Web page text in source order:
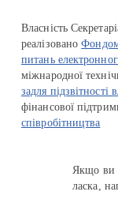
Власність
реалізовано
питань
міжнародної
задля підзвітності
фінансової
співробітництва
Якщо ви
ласка,